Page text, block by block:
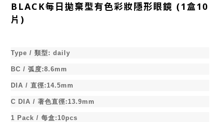
BLACK每日拋棄型有色彩妝隱形眼鏡 (1盒10
片)
Type / 類型 : daily
BC / 弧度:8.6mm
DIA / 直徑:14.5mm
C DIA / 著色直徑:13.9mm
1 Pack / 每盒:10pcs